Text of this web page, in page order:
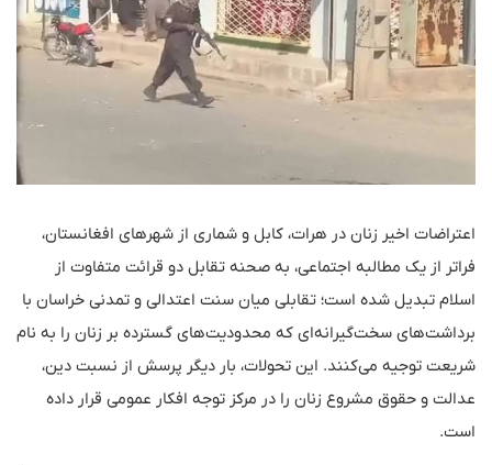
اعتراضات اخیر زنان در هرات، کابل و شماری از شهرهای افغانستان،
فراتر از یک مطالبه اجتماعی، به صحنه تقابل دو قرائت متفاوت از
اسلام تبدیل شده است؛ تقابلی میان سنت اعتدالی و تمدنی خراسان با
برداشت‌های سخت‌گیرانه‌ای که محدودیت‌های گسترده بر زنان را به نام
شریعت توجیه می‌کنند. این تحولات، بار دیگر پرسش از نسبت دین،
عدالت و حقوق مشروع زنان را در مرکز توجه افکار عمومی قرار داده
است.